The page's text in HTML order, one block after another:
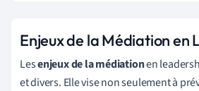
Enjeux de la Médiation en
Lesenjeux de la médiationen
et divers. Elle vise non seulement à